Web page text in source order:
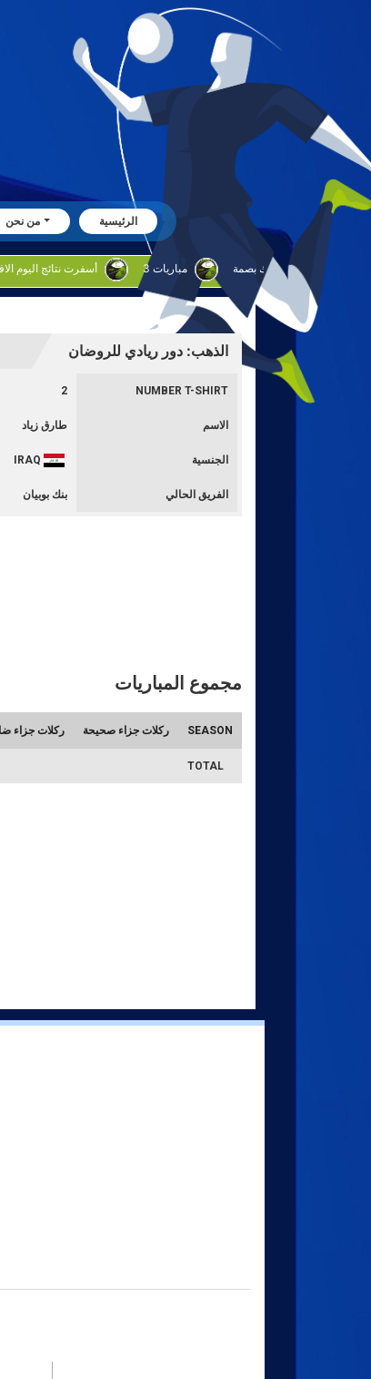
من نحن الرئيسية
أسفرت نتائج اليوم الافتتاحي للدوره الروضان
الذهب: دور ريادي للروضان
NUMBER T-SHIRT
2
الاسم طارق زياد
الجنسية
الفريق الحالي بنك بوبيان
مجموع المباريات
SEASON ركلات جزاء صحيحة ركلات جزاء
TOTAL